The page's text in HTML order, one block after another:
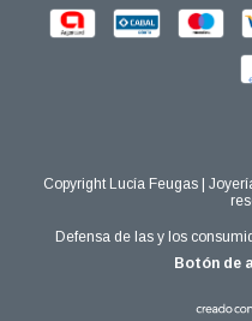
Copyright Lucía Feugas |
Defensa de las y los
Botón de